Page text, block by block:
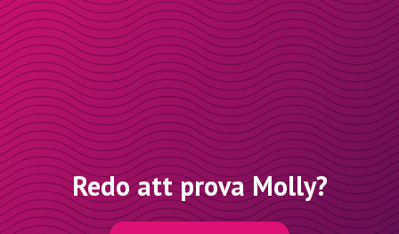
Redo att prova Molly?